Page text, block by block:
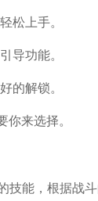
松上手。
导功能。
的解锁。
来选择。
技能，根据战